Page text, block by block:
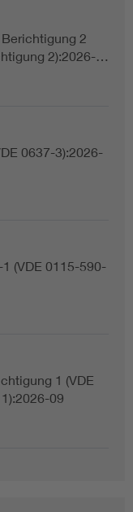
2
2):2026-…
0637-3):2026-
(VDE 0115-590-
1 (VDE
09